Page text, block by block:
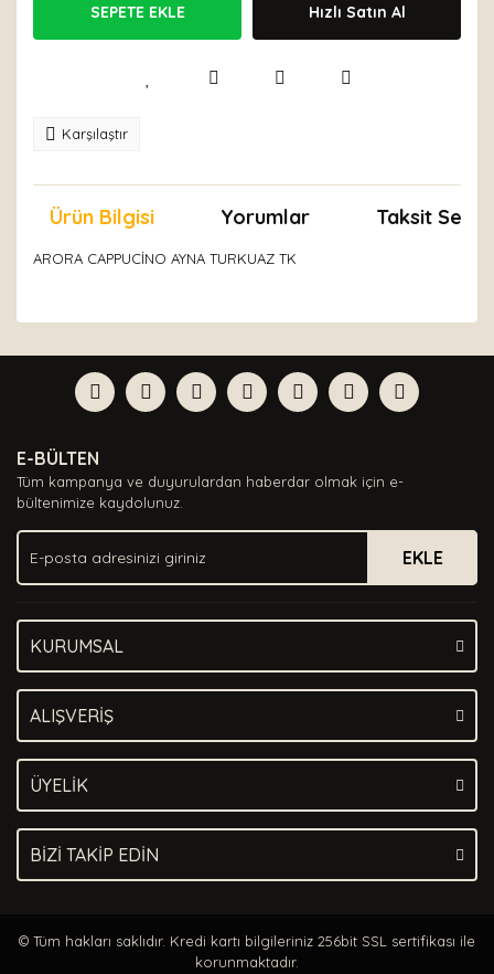
SEPETE EKLE Hızlı Satın Al
Karşılaştır
Ürün Bilgisi Yorumlar Taksit
ARORA CAPPUCİNO AYNA TURKUAZ TK
Yorum Yaz
formunu kullanarak tarafımıza iletebilirsiniz.
Görüş ve önerileriniz için teşekkür ederiz.
Ürün açıklamasında eksik bilgiler bulunuyor.
Ürün bilgilerinde hatalar bulunuyor.
Ürün fiyatı diğer sitelerden daha pahalı.
Bu ürüne benzer farklı alternatifler olmalı.
E-BÜLTEN
Tüm kampanya ve duyurulardan haberdar olmak için e-
bültenimize kaydolunuz.
EKLE
KURUMSAL
ALIŞVERİŞ
ÜYELİK
BİZİ TAKİP EDİN
© Tüm hakları saklıdır. Kredi kartı bilgileriniz 256bit SSL sertifikası ile
korunmaktadır.